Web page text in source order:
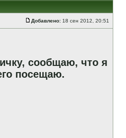
Добавлено: 18 сен 2012, 20:51
сообщаю, что я
посещаю.